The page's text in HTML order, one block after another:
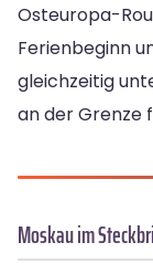
Osteuropa-
Ferienbeginn
gleichzeitig
an der Grenze
Moskau im